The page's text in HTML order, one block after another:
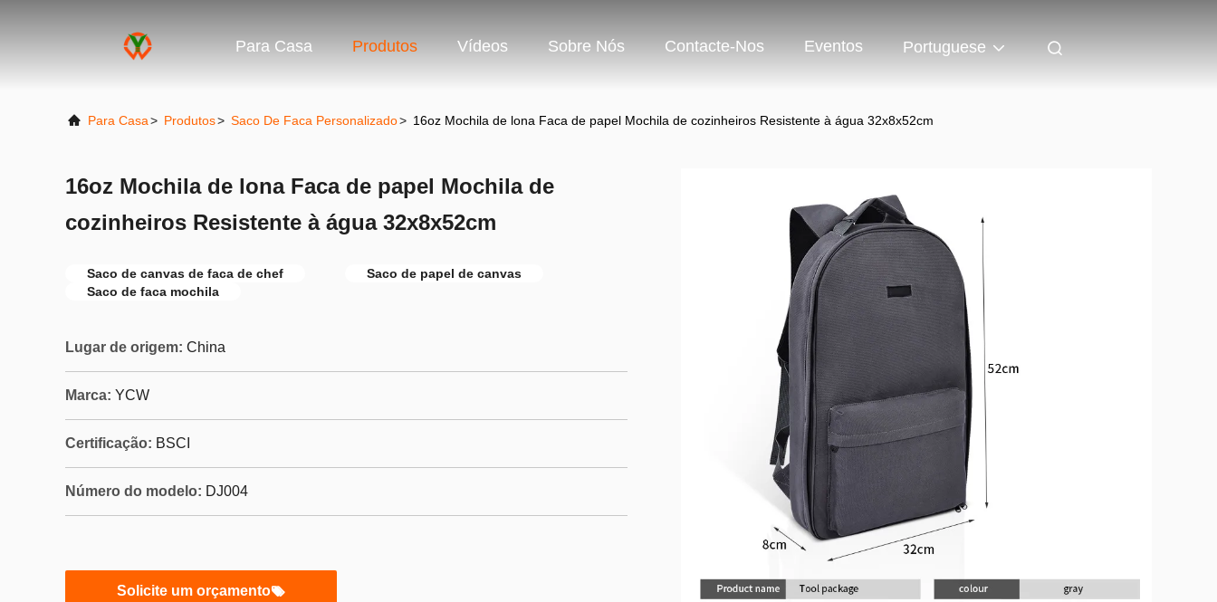
Para Casa Produtos Vídeos Sobre Nós Contacte-Nos Eventos Portuguese
Para Casa> Produtos> Saco De Faca Personalizado> 16oz Mochila de lona Faca de papel Mochila de cozinheiros Resistente à água 32x8x52cm
16oz Mochila de lona Faca de papel Mochila de
cozinheiros Resistente à água 32x8x52cm
Saco de canvas de faca de chef
Saco de papel de canvas
Saco de faca mochila
Lugar de origem: China
Marca: YCW
Certificação: BSCI
Número do modelo: DJ004
Solicite um orçamento